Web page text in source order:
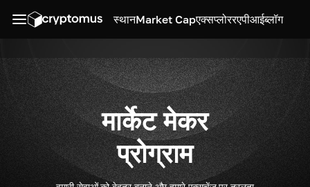
स्थानMarket Capएक्सप्लोररएपीआईब्लॉग
मार्केट मेकर
प्रोग्राम